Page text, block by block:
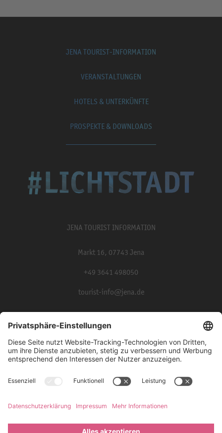
JENA TOURIST-INFORMATION
VERANSTALTUNGEN
HOTELS & UNTERKÜNFTE
PROSPEKTE & DOWNLOADS
JENA TOURIST INFORMATION
Markt 16, 07743 Jena
+49 3641 498050
tourist-info@jena.de
Presse